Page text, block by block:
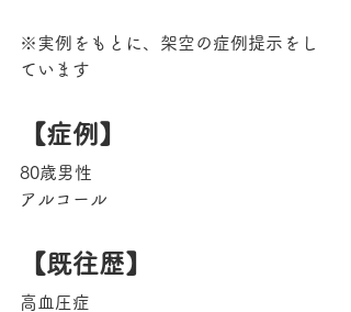
※実例をもとに、架空の症例提示をし
ています
【症例】
80歳男性
アルコール
【既往歴】
高血圧症